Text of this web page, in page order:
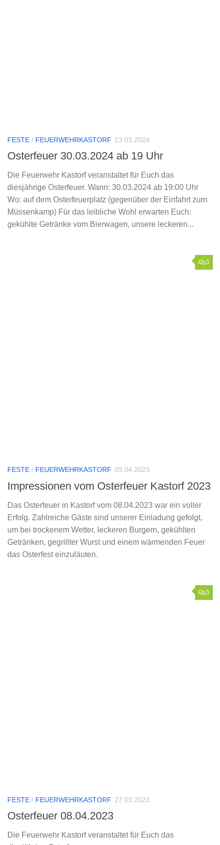
FESTE / FEUERWEHRKASTORF 13.03.2024
Osterfeuer 30.03.2024 ab 19 Uhr
Die Feuerwehr Kastorf veranstaltet für Euch das
diesjährige Osterfeuer. Wann: 30.03.2024 ab 19:00 Uhr
Wo: auf dem Osterfeuerplatz (gegenüber der Einfahrt zum
Müssenkamp) Für das leibliche Wohl erwarten Euch:
gekühlte Getränke vom Bierwagen, unsere leckeren...
0
FESTE / FEUERWEHRKASTORF 09.04.2023
Impressionen vom Osterfeuer Kastorf 2023
Das Osterfeuer in Kastorf vom 08.04.2023 war ein voller
Erfolg. Zahlreiche Gäste sind unserer Einladung gefolgt,
um bei trockenem Wetter, leckeren Burgern, gekühlten
Getränken, gegrillter Wurst und einem wärmenden Feuer
das Osterfest einzuläuten.
0
FESTE / FEUERWEHRKASTORF 27.03.2023
Osterfeuer 08.04.2023
Die Feuerwehr Kastorf veranstaltet für Euch das